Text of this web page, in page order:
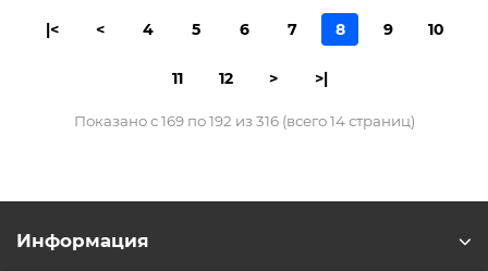
|< < 4 5 6 7 8 9 10
11 12 > >|
Показано с 169 по 192 из 316 (всего 14 страниц)
Информация